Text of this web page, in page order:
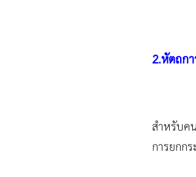
2.หัตถก
สำหรับค
การยกก